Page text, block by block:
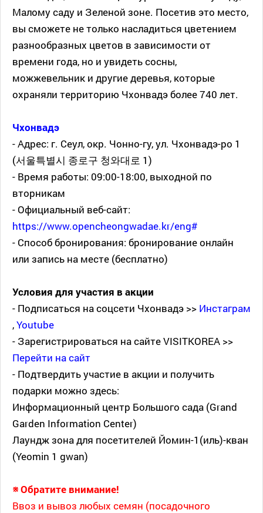
Малому саду и Зеленой зоне. Посетив это место,
вы сможете не только насладиться цветением
разнообразных цветов в зависимости от
времени года, но и увидеть сосны,
можжевельник и другие деревья, которые
охраняли территорию Чхонвадэ более 740 лет.
Чхонвадэ
- Адрес: г. Сеул, окр. Чонно-гу, ул. Чхонвадэ-ро 1
(서울특별시 종로구 청와대로 1)
- Время работы: 09:00-18:00, выходной по
вторникам
- Официальный веб-сайт:
https://www.opencheongwadae.kr/eng#
- Способ бронирования: бронирование онлайн
или запись на месте (бесплатно)
Условия для участия в акции
- Подписаться на соцсети Чхонвадэ >> Инстаграм
,Youtube
- Зарегистрироваться на сайте VISITKOREA >>
Перейти на сайт
- Подтвердить участие в акции и получить
подарки можно здесь:
Информационный центр Большого сада (Grand
Garden Information Center)
Лаундж зона для посетителей Йомин-1(иль)-кван
(Yeomin 1 gwan)
※ Обратите внимание!
Ввоз и вывоз любых семян (посадочного